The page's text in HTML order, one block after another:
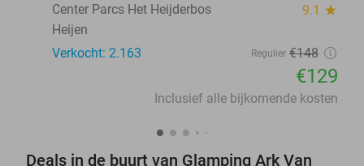
Center Parcs Het Heijderbos
9.1 star
Heijen
Verkocht: 2.163
Regulier €148
€129
Inclusief alle bijkomende kosten
Deals in de buurt van Glamping Ark Van